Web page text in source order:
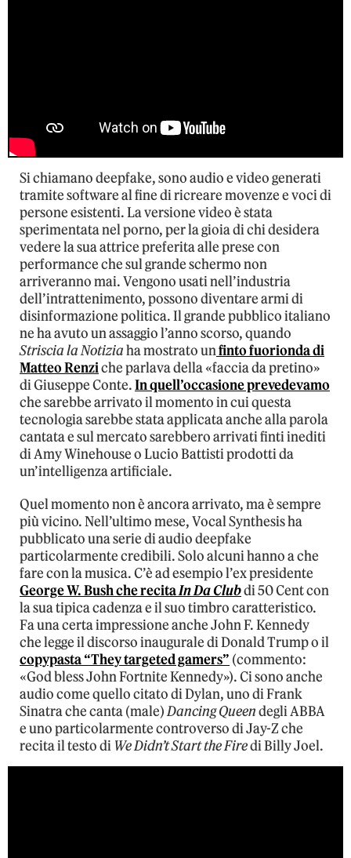
Si chiamano deepfake, sono audio e video generati
tramite software al fine di ricreare movenze e voci di
persone esistenti. La versione video è stata
sperimentata nel porno, per la gioia di chi desidera
vedere la sua attrice preferita alle prese con
performance che sul grande schermo non
arriveranno mai. Vengono usati nell’industria
dell’intrattenimento, possono diventare armi di
disinformazione politica. Il grande pubblico italiano
ne ha avuto un assaggio l’anno scorso, quando
Striscia la Notiziaha mostrato unfinto fuorionda di
Matteo Renziche parlava della «faccia da pretino»
di Giuseppe Conte.In quell’occasione prevedevamo
che sarebbe arrivato il momento in cui questa
tecnologia sarebbe stata applicata anche alla parola
cantata e sul mercato sarebbero arrivati finti inediti
di Amy Winehouse o Lucio Battisti prodotti da
un’intelligenza artificiale.
Quel momento non è ancora arrivato, ma è sempre
più vicino. Nell’ultimo mese, Vocal Synthesis ha
pubblicato una serie di audio deepfake
particolarmente credibili. Solo alcuni hanno a che
fare con la musica. C’è ad esempio l’ex presidente
George W. Bush che recitaIn Da Clubdi 50 Cent con
la sua tipica cadenza e il suo timbro caratteristico.
Fa una certa impressione anche John F. Kennedy
che legge il discorso inaugurale di Donald Trump o il
copypasta “They targeted gamers” (commento:
«God bless John Fortnite Kennedy»). Ci sono anche
audio come quello citato di Dylan, uno di Frank
Sinatra che canta (male)Dancing Queendegli ABBA
e uno particolarmente controverso di Jay-Z che
recita il testo di We Didn’t Start the Firedi Billy Joel.